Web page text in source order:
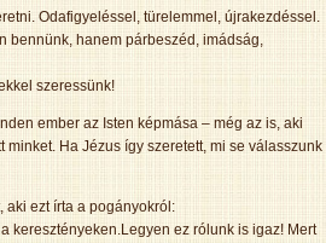
Odafigyeléssel, türelemmel, újrakezdéssel.
bennünk, hanem párbeszéd, imádság,
szeressünk!
ember az Isten képmása – még az is, aki
Ha Jézus így szeretett, mi se válasszunk
aki ezt írta a pogányokról:
keresztényeken.Legyen ez rólunk is igaz! Mert